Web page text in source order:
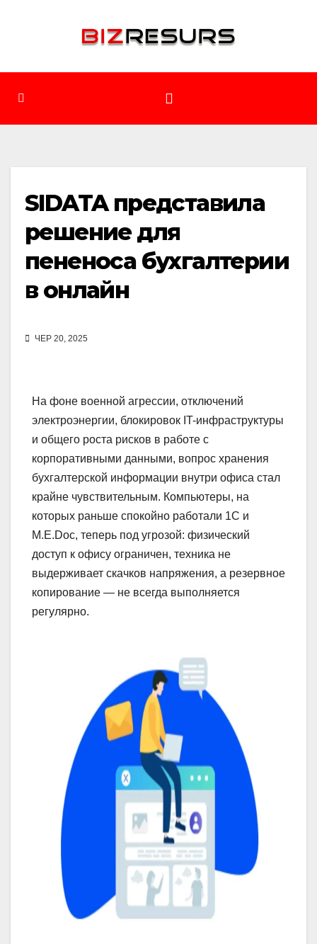
SIDATA представила
решение для
пененоса бухгалтерии
в онлайн
ЧЕР 20, 2025
На фоне военной агрессии, отключений
электроэнергии, блокировок IT-инфраструктуры
и общего роста рисков в работе с
корпоративными данными, вопрос хранения
бухгалтерской информации внутри офиса стал
крайне чувствительным. Компьютеры, на
которых раньше спокойно работали 1С и
M.E.Doc, теперь под угрозой: физический
доступ к офису ограничен, техника не
выдерживает скачков напряжения, а резервное
копирование — не всегда выполняется
регулярно.